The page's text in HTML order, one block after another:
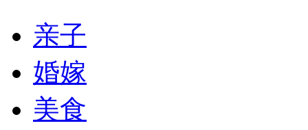
亲子
婚嫁
美食